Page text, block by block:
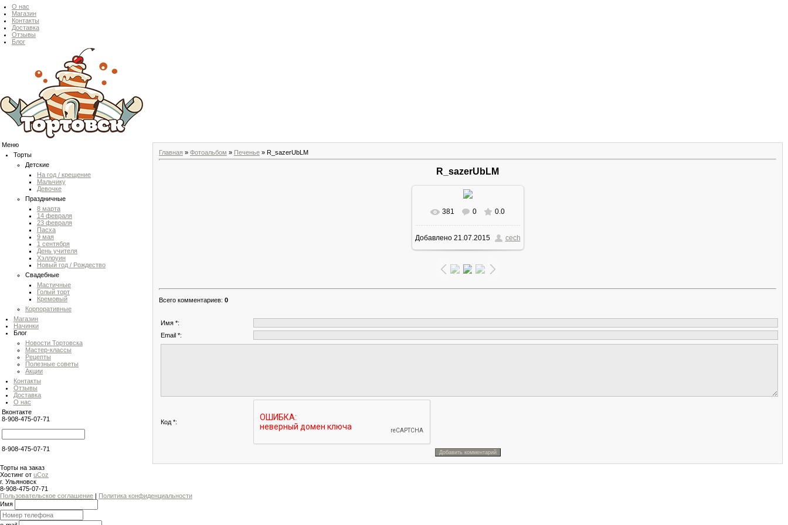
О нас
Магазин
Контакты
Доставка
Отзывы
Блог
Меню
Торты
Детские
На год / крещение
Мальчику
Девочке
Праздничные
8 марта
14 февраля
23 февраля
Пасха
9 мая
1 сентября
День учителя
Хэллоуин
Новый год / Рождество
Свадебные
Мастичные
Голый торт
Кремовый
Корпоративные
Магазин
Начинки
Блог
Новости Тортовска
Мастер-классы
Рецепты
Полезные советы
Акции
Контакты
Отзывы
Доставка
О нас
Вконтакте
8-908-475-07-71
8-908-475-07-71
Главная » Фотоальбом » Печенье » R_sazerUbLM
R_sazerUbLM
В реальном размере
736x490 / 75.2Kb
381 0 0.0
Добавлено21.07.2015 cech
Всего комментариев: 0
Имя *:
Email *:
Код *:
Торты на заказ
Хостинг от uCoz
г. Ульяновск
8-908-475-07-71
Пользовательское соглашение | Политика конфиденциальности
Имя